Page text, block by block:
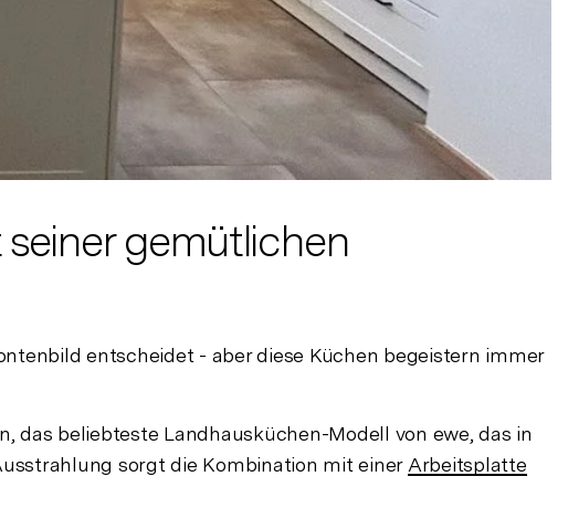
gemütlichen
entscheidet - aber diese Küchen begeistern immer
das beliebteste Landhausküchen-Modell von ewe, das in
sorgt die Kombination mit einer Arbeitsplatte